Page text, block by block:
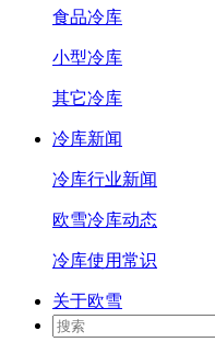
食品冷库
小型冷库
其它冷库
冷库新闻
冷库行业新闻
欧雪冷库动态
冷库使用常识
关于欧雪